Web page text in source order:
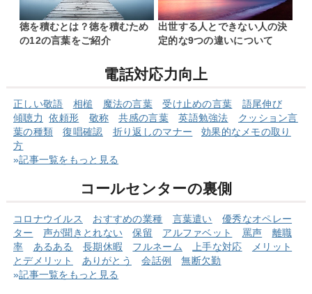
徳を積むとは？徳を積むため
の12の言葉をご紹介
出世する人とできない人の決
定的な9つの違いについて
電話対応力向上
正しい敬語 相槌 魔法の言葉 受け止めの言葉
語尾伸び
傾聴力
依頼形 敬称 共感の言葉 英語勉強法 クッショ ン言
葉の種類 復唱確認 折り返しのマナー
効果的なメモの取り
方
»記事一覧をもっと見る
コールセンターの裏側
コロナウイルス おすすめの業種 言葉遣い
優秀なオペレー
ター
声が聞きとれない 保留 アルファベット 罵声
離職
率
あるある 長期休暇 フルネーム 上手な対応
メリット
とデメリット
ありがとう 会話例
無断欠勤
»記事一覧をもっと見る